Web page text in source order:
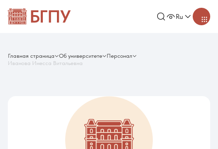
Ru
Главная страница Об университете
Персонал
Иванова Инесса Витальевна